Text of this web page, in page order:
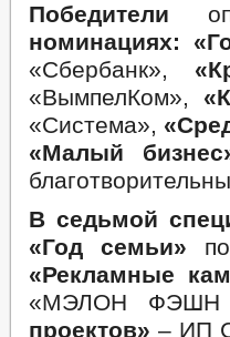
Победители
номинациях:
«Сбербанк»,
«ВымпелКом»,
«Система»,
«Малый
В седьмой
«Год семьи»
«Рекламные
«МЭЛОН ФЭШН
проектов» – ИП